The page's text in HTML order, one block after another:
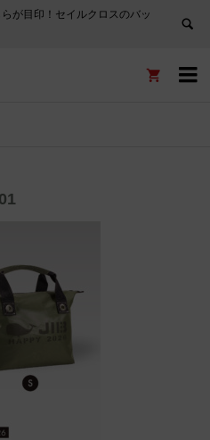
が目印！セイルクロスのバッ

